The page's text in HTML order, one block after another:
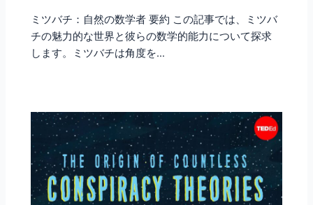
ミツバチ：自然の数学者 要約 この記事では、ミツバ
チの魅力的な世界と彼らの数学的能力について探求
します。ミツバチは角度を…